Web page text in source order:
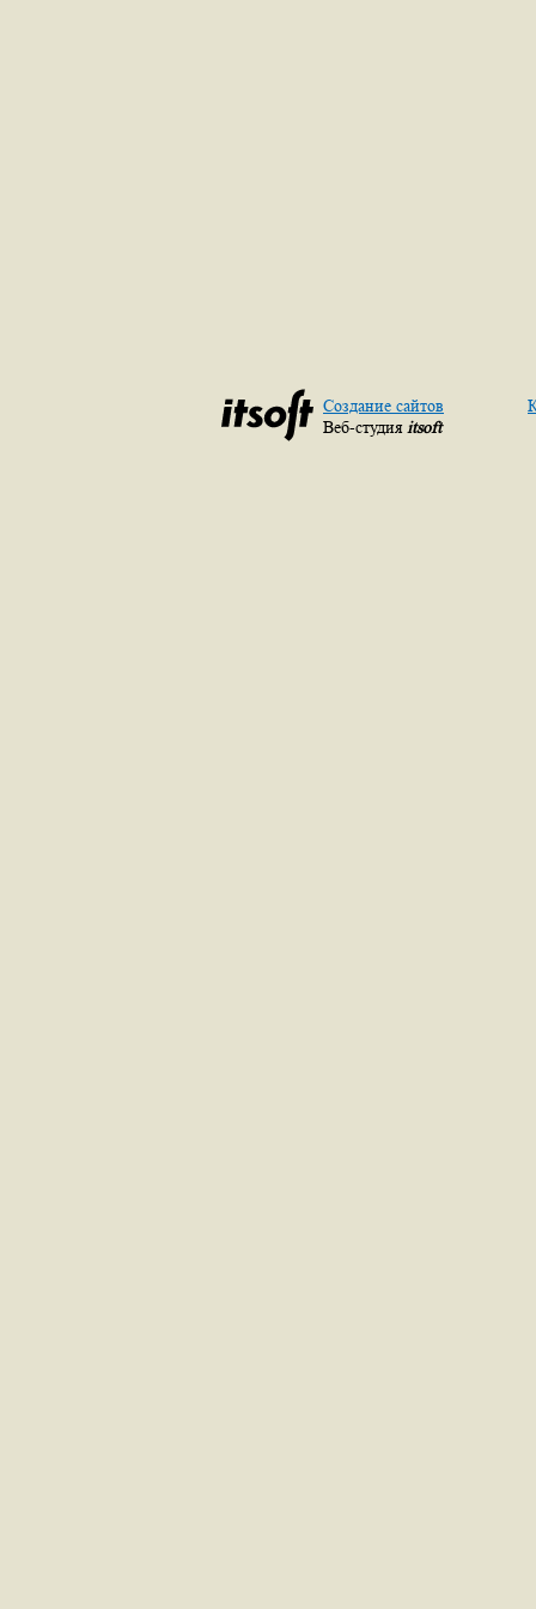
Создание сайтов
Веб-студия itsoft